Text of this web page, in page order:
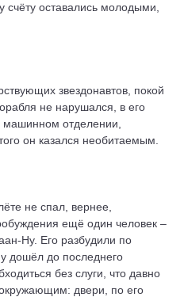
счёту оставались молодыми,
звездонавтов, покой
не нарушался, в его
машинном отделении,
он казался необитаемым.
не спал, вернее,
ещё один человек –
Ну. Его разбудили по
дошёл до последнего
без слуги, что давно
двери, по его